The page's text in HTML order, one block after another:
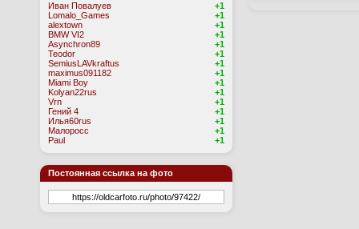
Иван Повалуев
+1
Lomalo_Games
+1
alextown
+1
BMW VI2
+1
Asynchron89
+1
Teodor
+1
SemiusLAVkraftus
+1
maximus091182
+1
Miami Boy
+1
Kolyan22rus
+1
Vrn
+1
Гений 4
+1
Илья60rus
+1
Малоросс
+1
Paul
+1
Постоянная ссылка на фото